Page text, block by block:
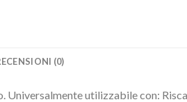
(0)
utilizzabile con: